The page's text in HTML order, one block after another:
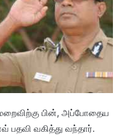
பின், அப்போதைய
வகித்து வந்தார்.